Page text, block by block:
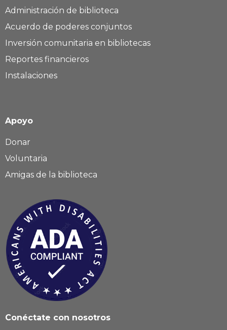
Administración de biblioteca
Acuerdo de poderes conjuntos
Inversión comunitaria en bibliotecas
Reportes financieros
Instalaciones
Apoyo
Donar
Voluntaria
Amigas de la biblioteca
Conéctate con nosotros